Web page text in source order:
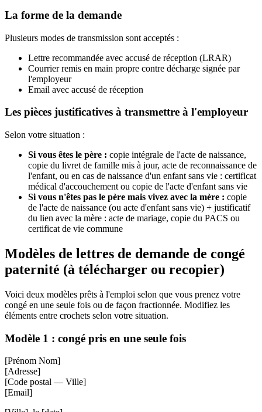
La forme de la demande
Plusieurs modes de transmission sont acceptés :
Lettre recommandée avec accusé de réception (LRAR)
Courrier remis en main propre contre décharge signée par
l'employeur
Email avec accusé de réception
Les pièces justificatives à transmettre à l'employeur
Selon votre situation :
Si vous êtes le père : copie intégrale de l'acte de naissance,
copie du livret de famille mis à jour, acte de reconnaissance de
l'enfant, ou en cas de naissance d'un enfant sans vie : certificat
médical d'accouchement ou copie de l'acte d'enfant sans vie
Si vous n'êtes pas le père mais vivez avec la mère : copie
de l'acte de naissance (ou acte d'enfant sans vie) + justificatif
du lien avec la mère : acte de mariage, copie du PACS ou
certificat de vie commune
Modèles de lettres de demande de congé
paternité (à télécharger ou recopier)
Voici deux modèles prêts à l'emploi selon que vous prenez votre
congé en une seule fois ou de façon fractionnée. Modifiez les
éléments entre crochets selon votre situation.
Modèle 1 : congé pris en une seule fois
[Prénom Nom]
[Adresse]
[Code postal — Ville]
[Email]